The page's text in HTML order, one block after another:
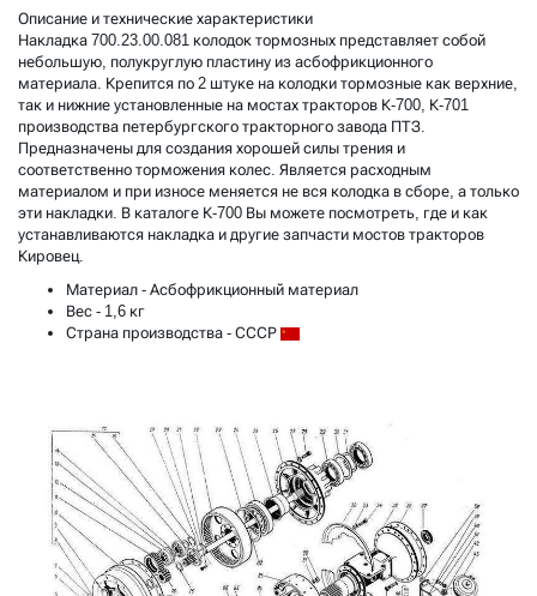
Описание и технические характеристики
Накладка 700.23.00.081 колодок тормозных представляет собой
небольшую, полукруглую пластину из асбофрикционного
материала. Крепится по 2 штуке на колодки тормозные как верхние,
так и нижние установленные на мостах тракторов К-700, К-701
производства петербургского тракторного завода ПТЗ.
Предназначены для создания хорошей силы трения и
соответственно торможения колес. Является расходным
материалом и при износе меняется не вся колодка в сборе, а только
эти накладки. В каталоге К-700 Вы можете посмотреть, где и как
устанавливаются накладка и другие запчасти мостов тракторов
Кировец.
Материал - Асбофрикционный материал
Вес - 1,6 кг
Страна производства - СССР